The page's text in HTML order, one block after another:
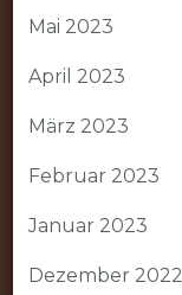
Mai 2023
April 2023
März 2023
Februar 2023
Januar 2023
Dezember 2022